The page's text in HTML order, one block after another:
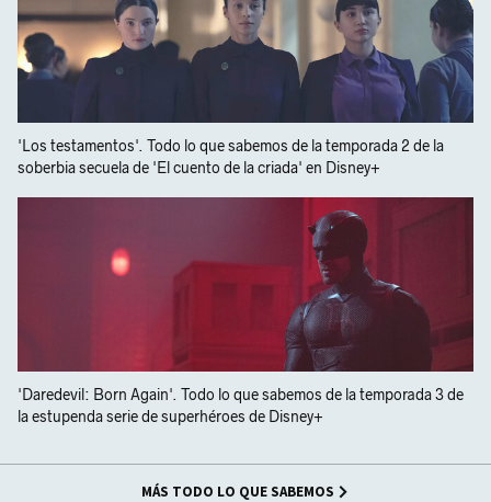
'Los testamentos'. Todo lo que sabemos de la temporada 2 de la
soberbia secuela de 'El cuento de la criada' en Disney+
'Daredevil: Born Again'. Todo lo que sabemos de la temporada 3 de
la estupenda serie de superhéroes de Disney+
MÁS TODO LO QUE SABEMOS